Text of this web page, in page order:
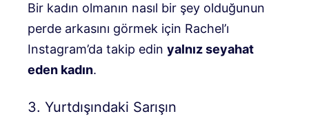
Bir kadın olmanın nasıl bir şey olduğunun
perde arkasını görmek için Rachel’ı
Instagram’da takip edin yalnız seyahat
eden kadın.
3. Yurtdışındaki Sarışın